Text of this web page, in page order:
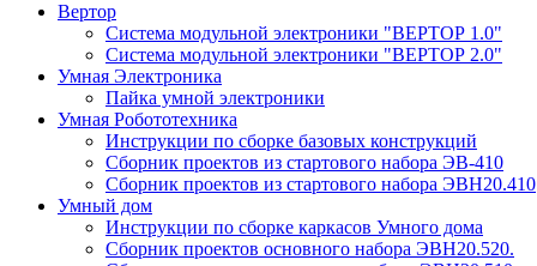
Вертор
Система модульной электроники "ВЕРТОР 1.0"
Система модульной электроники "ВЕРТОР 2.0"
Умная Электроника
Пайка умной электроники
Умная Робототехника
Инструкции по сборке базовых конструкций
Сборник проектов из стартового набора ЭВ-410
Сборник проектов из стартового набора ЭВН20.410
Умный дом
Инструкции по сборке каркасов Умного дома
Сборник проектов основного набора ЭВН20.520.